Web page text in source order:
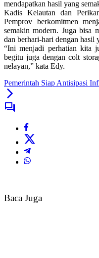
mendapatkan hasil yang
Kadis Kelautan dan
Pemprov berkomitmen
semakin modern. Juga bisa
dan berhari-hari dengan hasil
“Ini menjadi perhatian kita
begitu juga dengan colt
nelayan,” kata Edy.
Pemerintah Siap Antisipasi
Baca Juga